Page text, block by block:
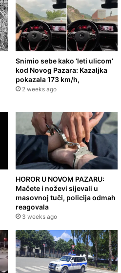
Snimio sebe kako ‘leti ulicom’
kod Novog Pazara: Kazaljka
pokazala 173 km/h,
2 weeks ago
HOROR U NOVOM PAZARU:
Mačete i noževi sijevali u
masovnoj tuči, policija odmah
reagovala
3 weeks ago